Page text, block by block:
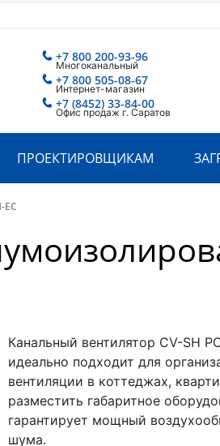
+7 800 200-93-96
Многоканальный
+7 800 505-08-67
Интернет-магазин
+7 (8452) 33-84-00
Офис продаж г. Саратов
ПРОЕКТИРОВЩИКАМ
ЕС
Канальный вентилятор CV-SH
идеально подходит для
вентиляции в коттеджах,
разместить габаритное
гарантирует мощный
шума.